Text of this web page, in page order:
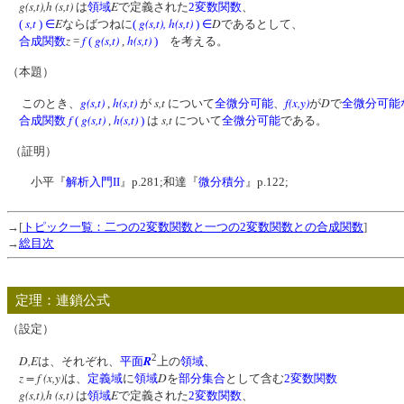
g(s,t),h (s,t) は領域Eで定義された2変数関数、
( s,t ) ∈Eならばつねに( g(s,t), h(s,t) ) ∈Dであるとして、
合成関数z = f( g(s,t) , h(s,t) ) を考える。
（本題）
このとき、 g(s,t) , h(s,t) が s,t について全微分可能、 f(x,y)がDで全微分可能
合成関数 f( g(s,t) , h(s,t) ) は s,t について全微分可能である。
（証明）
小平『解析入門II』p.281;和達『微分積分』p.122;
→[ トピック一覧：二つの2変数関数と一つの2変数関数との合成関数]
→総目次
定理：連鎖公式
（設定）
D,Eは、それぞれ、 平面R2上の領域、
z = f (x,y)は、 定義域に領域Dを部分集合として含む2変数関数
g(s,t),h (s,t) は領域Eで定義された2変数関数、